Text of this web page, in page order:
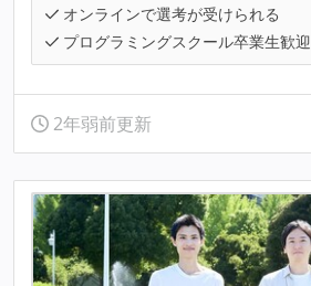
オンラインで選考が受けられる
プログラミングスクール卒業生歓迎
2年弱前更新